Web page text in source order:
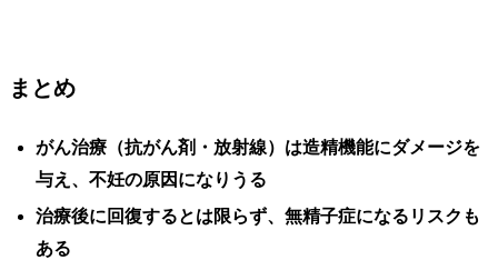
まとめ
がん治療（抗がん剤・放射線）は造精機能にダメージを
与え、不妊の原因になりうる
治療後に回復するとは限らず、無精子症になるリスクも
ある